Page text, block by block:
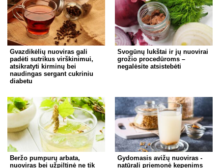
Gvazdikėlių nuoviras gali
padėti sutrikus virškinimui,
atsikratyti kirminų bei
naudingas sergant cukriniu
diabetu
Svogūnų lukštai ir jų nuovirai
grožio procedūroms –
negalėsite atsistebėti
Beržo pumpurų arbata,
nuoviras bei užpiltinė ne tik
Gydomasis avižų nuoviras -
natūrali priemonė kepenims